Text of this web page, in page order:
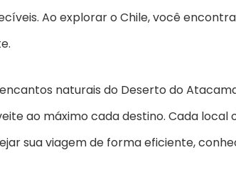
Ao explorar o Chile, você
naturais do Deserto do
ao máximo cada destino. Cada local
sua viagem de forma eficiente,